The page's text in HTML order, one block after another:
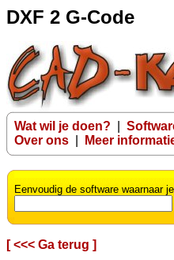
DXF 2 G-Code
Wat wil je doen?
Over ons
Meer
Eenvoudig de software waarnaar
[ <<< Ga terug ]